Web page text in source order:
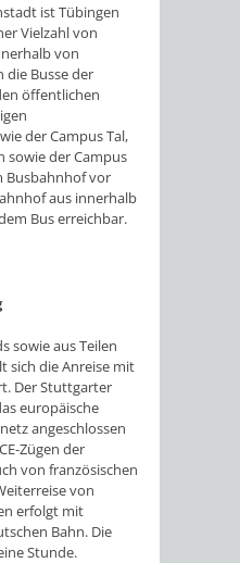
ist Tübingen
Vielzahl von
von
Busse der
öffentlichen
der Campus Tal,
sowie der Campus
Busbahnhof vor
aus innerhalb
Bus erreichbar.
sowie aus Teilen
sich die Anreise mit
Der Stuttgarter
europäische
angeschlossen
Zügen der
von französischen
von
erfolgt mit
Bahn. Die
Stunde.